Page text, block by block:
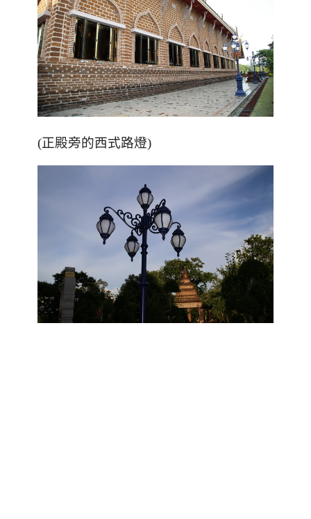
(正殿旁的西式路燈)